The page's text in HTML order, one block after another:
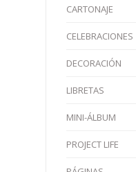
CARTONAJE
CELEBRACIONES
DECORACIÓN
LIBRETAS
MINI-ÁLBUM
PROJECT LIFE